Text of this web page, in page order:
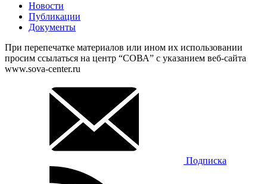
Новости
Публикации
Документы
При перепечатке материалов или ином их использовании
просим ссылаться на центр “СОВА” с указанием веб-сайта
www.sova-center.ru
Подписка